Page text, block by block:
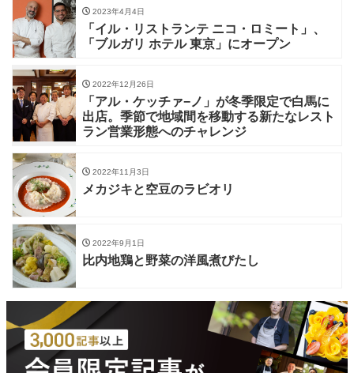
2023年4月4日
「イル・リストランテ ニコ・ロミート」、
「ブルガリ ホテル 東京」にオープン
2022年12月26日
「アル・ケッチァ−ノ」が冬季限定で白馬に
出店。季節で地域間を移動する新たなレスト
ラン営業形態へのチャレンジ
2022年11月3日
メカジキと空豆のラビオリ
2022年9月1日
比内地鶏と野菜の洋風煮びたし